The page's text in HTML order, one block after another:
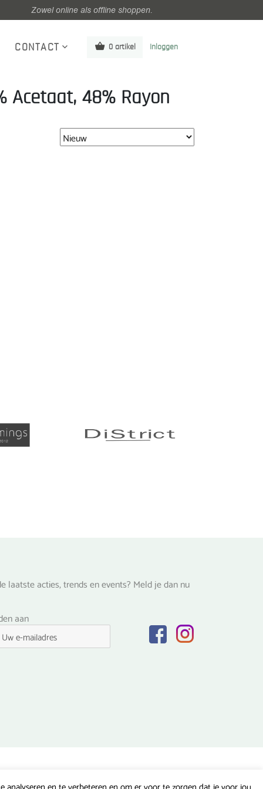
Zowel online als offline shoppen.
CONTACT 0 artikel Inloggen
Acetaat, 48% Rayon
laatste acties, trends en events? Meld je dan nu
aan